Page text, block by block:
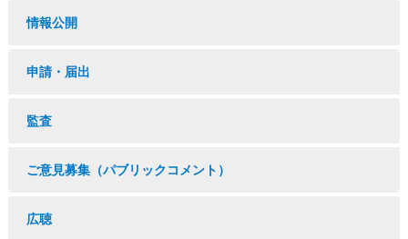
情報公開
申請・届出
監査
ご意見募集（パブリックコメント）
広聴